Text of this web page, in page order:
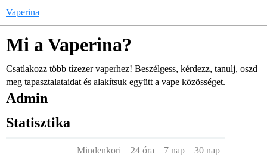
Vaperina
Mi a Vaperina?
Csatlakozz több tízezer vaperhez! Beszélgess, kérdezz, tanulj, oszd
meg tapasztalataidat és alakítsuk együtt a vape közösséget.
Admin
Statisztika
Mindenkori 24 óra 7 nap
30 nap